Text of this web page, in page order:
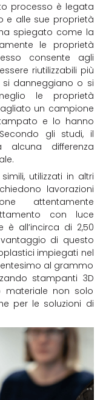
processo è legata
e alle sue proprietà
spiegato come la
le proprietà
consente agli
riutilizzabili più
danneggiano o si
le proprietà
un campione
e lo hanno
gli studi, il
alcuna differenza
utilizzati in altri
lavorazioni
attentamente
con luce
è all’incirca di 2,50
di questo
impiegati nel
al grammo
stampanti 3D
materiale non solo
per le soluzioni di